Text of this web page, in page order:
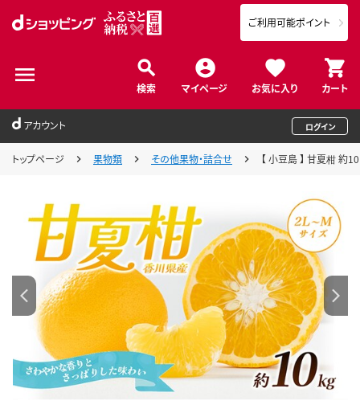
検索 マイページ お気に入り カート
ご利用可能ポイント
アカウント ログイン
トップページ 果物類 その他果物・詰合せ 【 小豆島 】 甘夏柑 約